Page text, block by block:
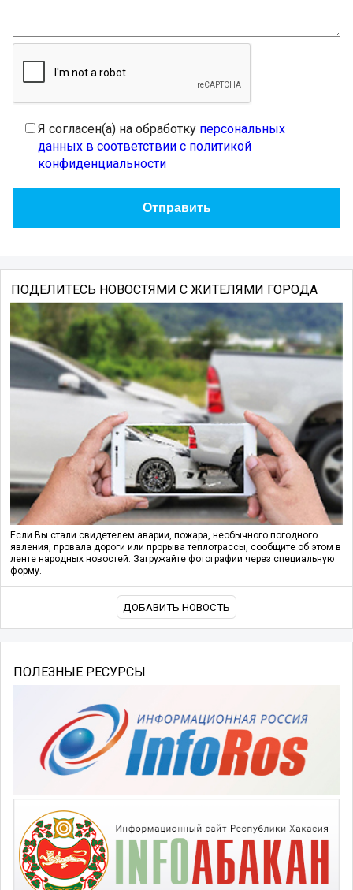
Я согласен(а) на обработку персональных
данных в соответствии с политикой
конфиденциальности
ПОДЕЛИТЕСЬ НОВОСТЯМИ С ЖИТЕЛЯМИ ГОРОДА
Если Вы стали свидетелем аварии, пожара, необычного погодного
явления, провала дороги или прорыва теплотрассы, сообщите об этом в
ленте народных новостей. Загружайте фотографии через специальную
форму.
ДОБАВИТЬ НОВОСТЬ
ПОЛЕЗНЫЕ РЕСУРСЫ